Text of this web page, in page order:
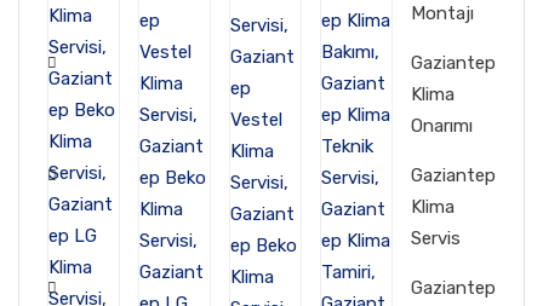
Montajı
Gaziantep
Klima
Onarımı
Gaziantep
Klima
Servis
Gaziantep